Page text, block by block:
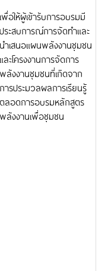
เพื่อให้ผู้เข้ารับการอบรมมี
ประสบการณ์การจัดทำและ
นำเสนอแผนพลังงานชุมชน
และโครงงานการจัดการ
พลังงานชุมชนที่เกิดจาก
การประมวลผลการเรียนรู้
ตลอดการอบรมหลักสูตร
พลังงานเพื่อชุมชน